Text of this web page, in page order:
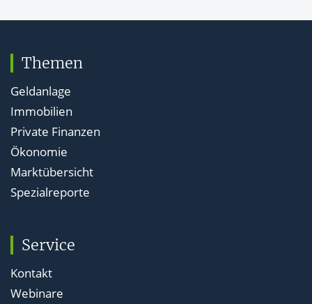
Ordergültigkeiten: Die Zusätze einfach erklärt
Order abgesendet? Wie lange ist sie gültig? Kann ich das
verändern? Was bedeuten die Kürzel? Michael Sturm
klärt auf!
Aktien kaufen: Orderzusätze und Börsenplatz
Orderzusätze und Börsenplatz beim Aktien-kaufen
richtig auszuwählen ist wichtig. Mit diesen
Themen
Geldanlage
Immobilien
Private Finanzen
Ökonomie
Marktübersicht
Spezialreporte
Service
Kontakt
Webinare